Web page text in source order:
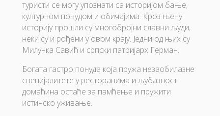
туристи се могу упознати са историјом бање,
културном понудом и обичајима. Кроз њену
историју прошли су многобројни славни људи,
неки су и рођени у овом крају. Једни од њих су
Милунка Савић и српски патријарх Герман.
Богата гастро понуда која пружа незаобилазне
специјалитете у ресторанима и љубазност
домаћина остаће за памћење и пружити
истинско уживање.